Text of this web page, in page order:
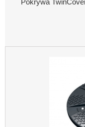
Pokrywa